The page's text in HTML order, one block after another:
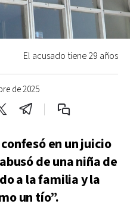
de 2025
El acusado tiene 29 años
en un juicio
de una niña de
a la familia y la
un tío”.